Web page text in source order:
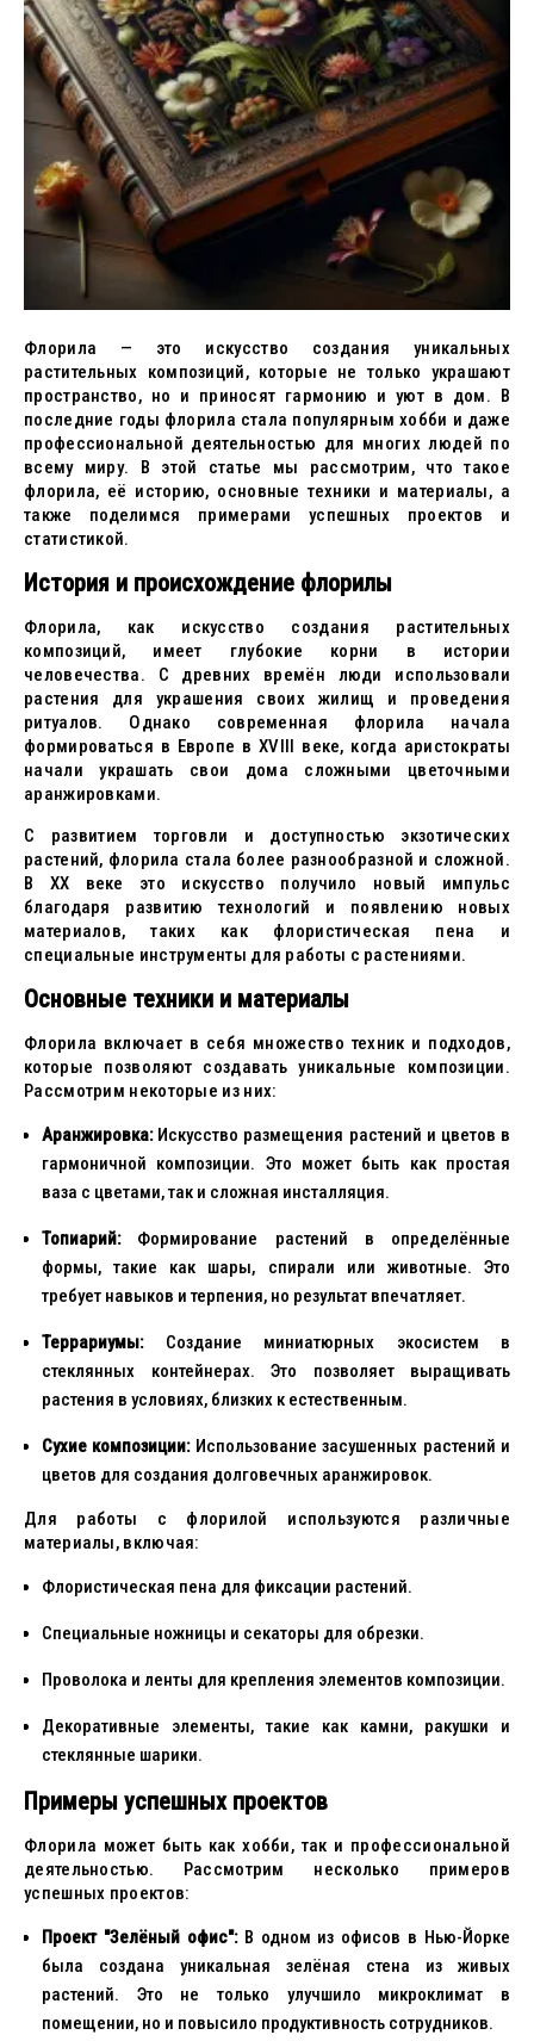
Флорила — это искусство создания уникальных
растительных композиций, которые не только украшают
пространство, но и приносят гармонию и уют в дом. В
последние годы флорила стала популярным хобби и даже
профессиональной деятельностью для многих людей по
всему миру. В этой статье мы рассмотрим, что такое
флорила, её историю, основные техники и материалы, а
также поделимся примерами успешных проектов и
статистикой.
История и происхождение флорилы
Флорила, как искусство создания растительных
композиций, имеет глубокие корни в истории
человечества. С древних времён люди использовали
растения для украшения своих жилищ и проведения
ритуалов. Однако современная флорила начала
формироваться в Европе в XVIII веке, когда аристократы
начали украшать свои дома сложными цветочными
аранжировками.
С развитием торговли и доступностью экзотических
растений, флорила стала более разнообразной и сложной.
В XX веке это искусство получило новый импульс
благодаря развитию технологий и появлению новых
материалов, таких как флористическая пена и
специальные инструменты для работы с растениями.
Основные техники и материалы
Флорила включает в себя множество техник и подходов,
которые позволяют создавать уникальные композиции.
Рассмотрим некоторые из них:
Аранжировка:Искусство размещения растений и цветов в
гармоничной композиции. Это может быть как простая
ваза с цветами, так и сложная инсталляция.
Топиарий:Формирование растений в определённые
формы, такие как шары, спирали или животные. Это
требует навыков и терпения, но результат впечатляет.
Террариумы:Создание миниатюрных экосистем в
стеклянных контейнерах. Это позволяет выращивать
растения в условиях, близких к естественным.
Сухие композиции:Использование засушенных растений и
цветов для создания долговечных аранжировок.
Для работы с флорилой используются различные
материалы, включая:
Флористическая пена для фиксации растений.
Специальные ножницы и секаторы для обрезки.
Проволока и ленты для крепления элементов композиции.
Декоративные элементы, такие как камни, ракушки и
стеклянные шарики.
Примеры успешных проектов
Флорила может быть как хобби, так и профессиональной
деятельностью. Рассмотрим несколько примеров
успешных проектов:
Проект "Зелёный офис":В одном из офисов в Нью-Йорке
была создана уникальная зелёная стена из живых
растений. Это не только улучшило микроклимат в
помещении, но и повысило продуктивность сотрудников.